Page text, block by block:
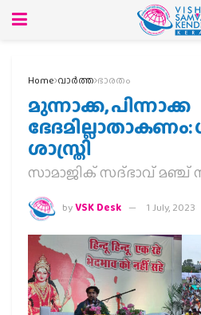
Home വാര്‍ത്ത ഭാരതം
മുന്നാക്ക, പിന്നാക്ക
ഭേദമില്ലാതാകണം:
ശാസ്ത്രി
സാമാജിക് സദ്ഭാവ് മഞ്ച്
byVSK Desk 1 July, 2023